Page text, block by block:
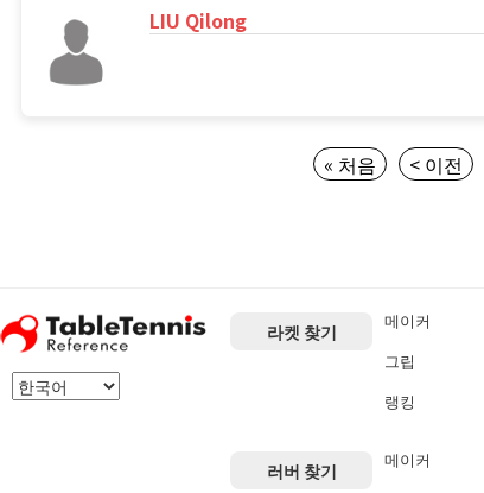
LIU Qilong
« 처음 < 이전
라켓 찾기 메이커
그립
랭킹
러버 찾기 메이커